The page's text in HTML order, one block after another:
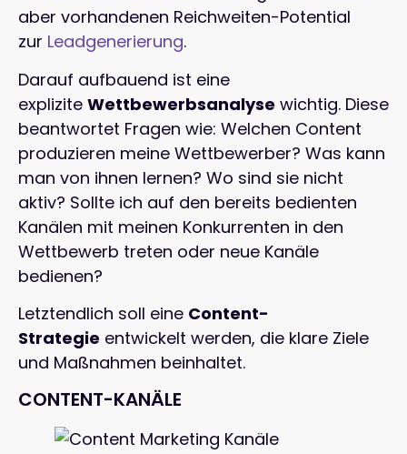
aber vorhandenen Reichweiten-Potential
zur Leadgenerierung.
Darauf aufbauend ist eine
explizite Wettbewerbsanalyse wichtig. Diese
beantwortet Fragen wie: Welchen Content
produzieren meine Wettbewerber? Was kann
man von ihnen lernen? Wo sind sie nicht
aktiv? Sollte ich auf den bereits bedienten
Kanälen mit meinen Konkurrenten in den
Wettbewerb treten oder neue Kanäle
bedienen?
Letztendlich soll eine Content-
Strategie entwickelt werden, die klare Ziele
und Maßnahmen beinhaltet.
CONTENT-KANÄLE